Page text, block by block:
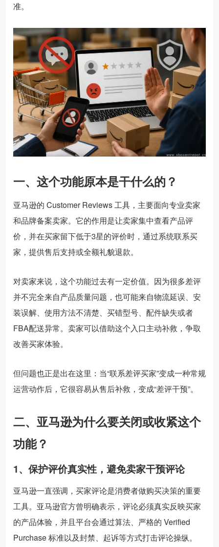
准。
一、这个功能原本是干什么的？
亚马逊的 Customer Reviews 工具，主要面向专业卖家
和品牌备案卖家。它的作用是让卖家集中查看产品评
价，并在买家留下低于3星的评价时，通过系统联系买
家，提供售后支持或全额礼貌退款。
对卖家来说，这个功能过去有一定价值。因为很多差评
并不完全来自产品质量问题，也可能来自物流延误、安
装误解、使用方法不清楚、买错型号、配件缺失或者
FBA配送异常。卖家可以借助这个入口主动补救，争取
改善买家体验。
但问题也正是出在这里：当“联系差评买家”变成一种常规
运营动作后，它很容易从售后补救，变成“差评干预”。
二、亚马逊为什么要关闭或收紧这个
功能？
1、保护评价真实性，避免卖家干预评论
亚马逊一直强调，买家评论是消费者做购买决策的重要
工具。亚马逊官方曾明确表示，评论必须真实反映买家
的产品体验，并且平台会通过算法、严格的 Verified
Purchase 标准以及封禁、起诉等方式打击评论操纵。